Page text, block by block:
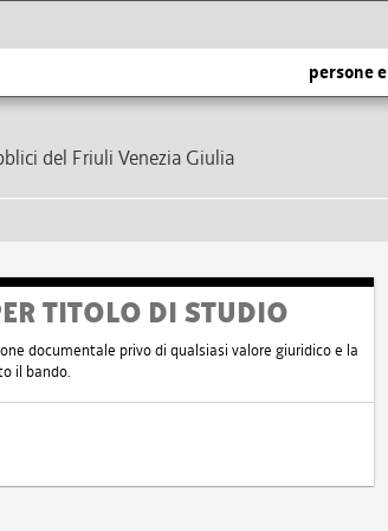
persone
del Friuli Venezia Giulia
TITOLO DI STUDIO
documentale privo di qualsiasi valore giuridico e la
il bando.